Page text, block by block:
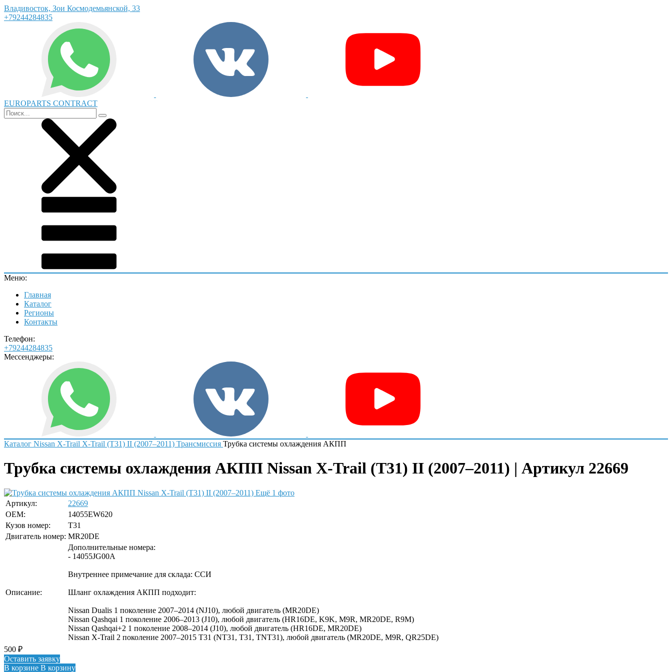
Владивосток, Зои Космодемьянской, 33
+79244284835
EUROPARTS CONTRACT
Меню:
Главная
Каталог
Регионы
Контакты
Телефон:
+79244284835
Мессенджеры:
Каталог Nissan X-Trail X-Trail (T31) II (2007–2011) Трансмиссия Трубка системы охлаждения АКПП
Трубка системы охлаждения АКПП Nissan X-Trail (T31) II (2007–2011) | Артикул 22669
Ещё 1 фото
Артикул:
22669
OEM:
14055EW620
Кузов номер:
T31
Двигатель номер: MR20DE
Описание:
Дополнительные номера:
- 14055JG00A
Внутреннее примечание для склада: ССИ
Шланг охлаждения АКПП подходит:
Nissan Dualis 1 поколение 2007–2014 (NJ10), любой двигатель (MR20DE)
Nissan Qashqai 1 поколение 2006–2013 (J10), любой двигатель (HR16DE, K9K, M9R, MR20DE, R9M)
Nissan Qashqai+2 1 поколение 2008–2014 (J10), любой двигатель (HR16DE, MR20DE)
Nissan X-Trail 2 поколение 2007–2015 T31 (NT31, T31, TNT31), любой двигатель (MR20DE, M9R, QR25DE)
500 ₽
Оставить заявку
В корзине В корзину